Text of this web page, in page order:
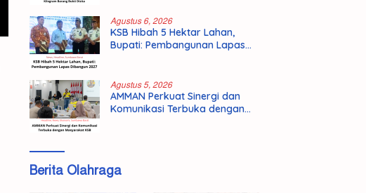
Agustus 6, 2026
KSB Hibah 5 Hektar Lahan,
Bupati: Pembangunan Lapas
Agustus 5, 2026
AMMAN Perkuat Sinergi dan
Komunikasi Terbuka dengan
Berita Olahraga